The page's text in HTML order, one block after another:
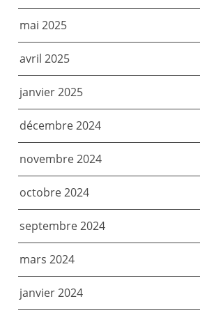
mai 2025
avril 2025
janvier 2025
décembre 2024
novembre 2024
octobre 2024
septembre 2024
mars 2024
janvier 2024